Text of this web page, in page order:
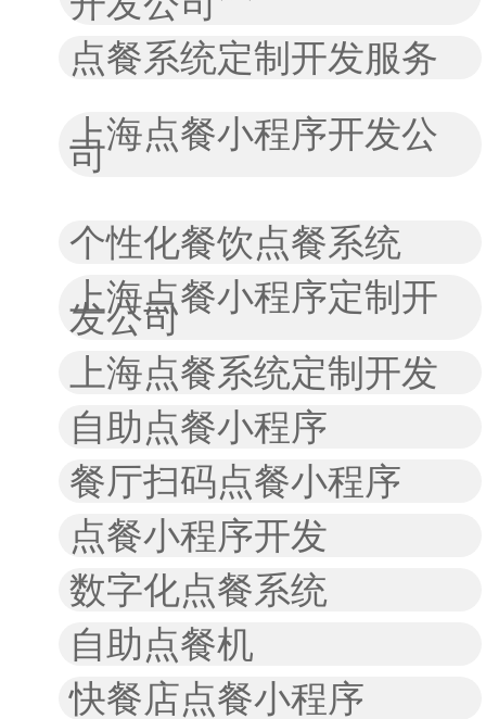
点餐系统定制开发服务
上海点餐小程序开发公
司
个性化餐饮点餐系统
上海点餐小程序定制开
发公司
上海点餐系统定制开发
自助点餐小程序
餐厅扫码点餐小程序
点餐小程序开发
数字化点餐系统
自助点餐机
快餐店点餐小程序